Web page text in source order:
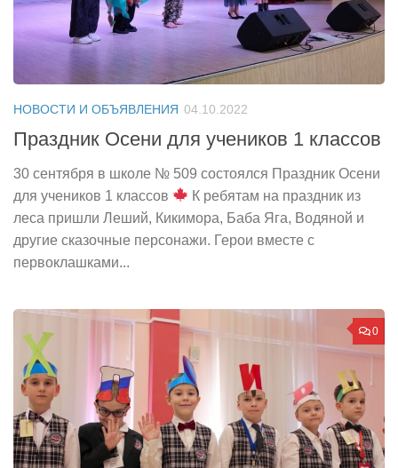
НОВОСТИ И ОБЪЯВЛЕНИЯ 04.10.2022
Праздник Осени для учеников 1 классов
30 сентября в школе № 509 состоялся Праздник Осени
для учеников 1 классов
К ребятам на праздник из
леса пришли Леший, Кикимора, Баба Яга, Водяной и
другие сказочные персонажи. Герои вместе с
первоклашками...
0